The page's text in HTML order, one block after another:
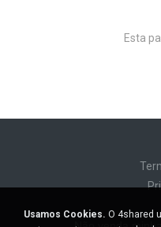
Esta
Usamos Cookies. O 4shared